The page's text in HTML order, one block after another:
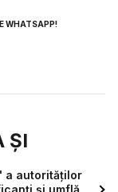
WHATSAPP!
ȘI
a autorităților
și umflă